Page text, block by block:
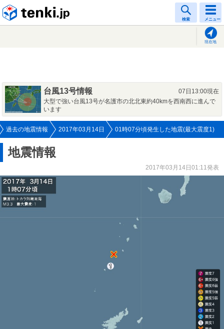
検索 メニュー
現在地
台風13号情報
07日13:00現在
大型で強い台風13号が名護市の北北東約40kmを西南西に進んで
います
過去の地震情報 2017年03月14日 01時07分頃発生した地震(最大震度1)
地震情報
2017年03月14日01:11発表